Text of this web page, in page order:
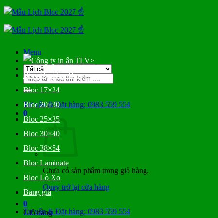
Bỏ
qua
nội
dung
Menu
Tìm
kiếm:
Tư vấn & Đặt hàng: 0983 559 554
0
Chưa có sản phẩm trong giỏ hàng.
Quay trở lại cửa hàng
0
Giỏ hàng
>
Bloc Đại Gắn Bìa
Bloc 17×24
Bloc 20×30
Bloc 25×35
Bloc 30×40
Bloc 38×54
Bloc Laminate
Bloc Lò Xo
Bảng giá
Tư vấn & Đặt hàng: 0983 559 554